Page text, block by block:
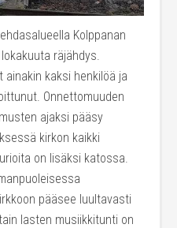
Kolppanan
räjähdys.
kaksi henkilöä ja
Onnettomuuden
ajaksi pääsy
kirkon kaikki
on lisäksi katossa.
pääsee luultavasti
lasten musiikkitunti on